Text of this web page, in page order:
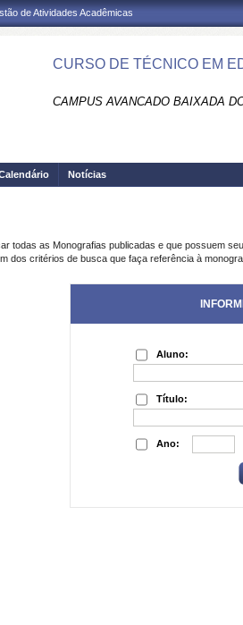
de Atividades Acadêmicas
CURSO DE TÉCNICO EM
CAMPUS AVANCADO BAIXADA
Notícias
todas as Monografias publicadas e que possuem
dos critérios de busca que faça referência à
Aluno:
Título:
Ano: